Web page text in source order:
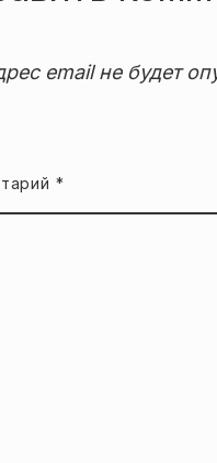
email не будет
*